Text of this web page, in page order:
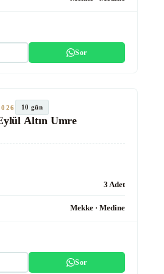
Sor
10 gün
Altın Umre
3 Adet
Mekke · Medine
Sor